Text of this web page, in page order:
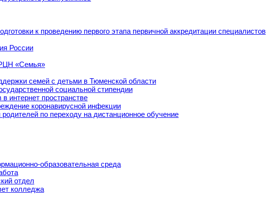
к проведению первого этапа первичной аккредитации специалистов
России
«Семья»
семей с детьми в Тюменской области
социальной стипендии
интернет пространстве
коронавирусной инфекции
по переходу на дистанционное обучение
образовательная среда
отдел
колледжа